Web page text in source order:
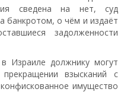
сведена на нет, суд
банкротом, о чём и издаёт
задолженности
Израиле должнику могут
взысканий с
имущество